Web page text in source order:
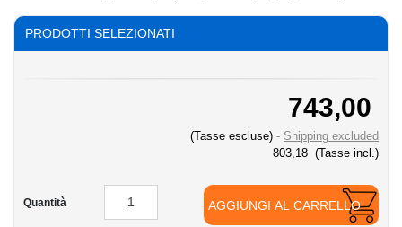
PRODOTTI SELEZIONATI
743,00
(Tasse escluse)
Shipping excluded
803,18 (Tasse incl.)
Quantità AGGIUNGI AL CARRELLO